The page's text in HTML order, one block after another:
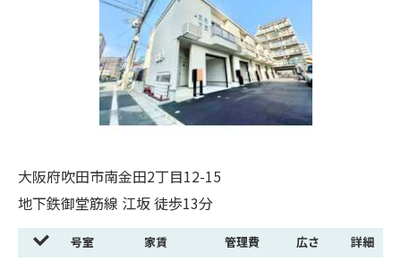
大阪府吹田市南金田2丁目12-15
地下鉄御堂筋線 江坂 徒歩13分
号室 家賃 管理費 広さ 詳細